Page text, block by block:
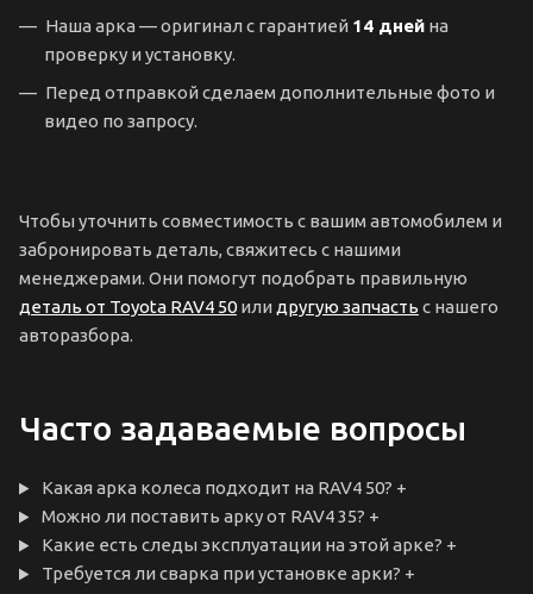
Наша арка — оригинал с гарантией 14 дней на
проверку и установку.
Перед отправкой сделаем дополнительные фото и
видео по запросу.
Чтобы уточнить совместимость с вашим автомобилем и
забронировать деталь, свяжитесь с нашими
менеджерами. Они помогут подобрать правильную
деталь от Toyota RAV4 50 или другую запчасть с нашего
авторазбора.
Часто задаваемые вопросы
Какая арка колеса подходит на RAV4 50? +
Можно ли поставить арку от RAV4 35? +
Какие есть следы эксплуатации на этой арке? +
Требуется ли сварка при установке арки? +